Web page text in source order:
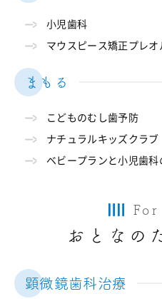
小児歯科
マウスピース矯正プレオ
まもる
こどものむし歯予防
ナチュラルキッズクラブ
ベビープランと小児歯
おとなの
顕微鏡歯科治療